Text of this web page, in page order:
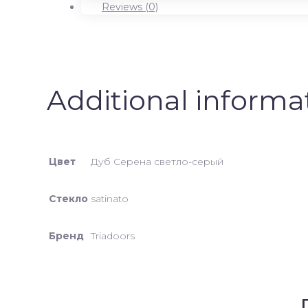
satinato
Reviews (0)
Additional
Цвет Дуб Серена светло-серый
Стекло satinato
Бренд Triadoors